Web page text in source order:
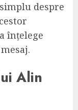
despre
înțelege
Alin